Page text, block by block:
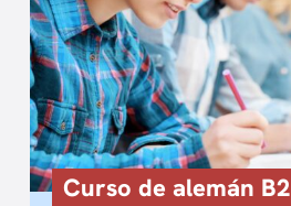
Curso de alemán B2